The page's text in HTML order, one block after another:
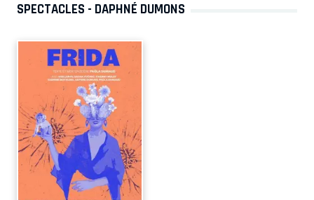
SPECTACLES - DAPHNÉ DUMONS